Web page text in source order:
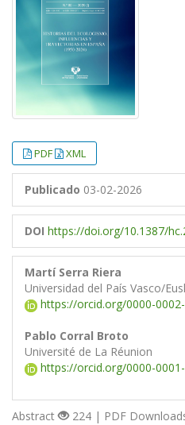
PDF XML
Publicado 03-02-2026
DOI https://doi.org/10.1387/
Martí Serra Riera
Universidad del País Vasco/
https://orcid.org/0000-
Pablo Corral Broto
Université de La Réunion
https://orcid.org/0000-
Abstract 224 | PDF